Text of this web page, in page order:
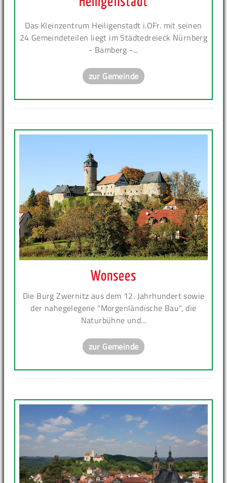
Das Kleinzentrum Heiligenstadt i.OFr. mit seinen
24 Gemeindeteilen liegt im Städtedreieck Nürnberg
- Bamberg -...
zur Gemeinde
Wonsees
Die Burg Zwernitz aus dem 12. Jahrhundert sowie
der nahegelegene "Morgenländische Bau", die
Naturbühne und...
zur Gemeinde